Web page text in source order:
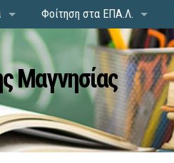
Φοίτηση στα ΕΠΑ.Λ.
Μαγνησίας